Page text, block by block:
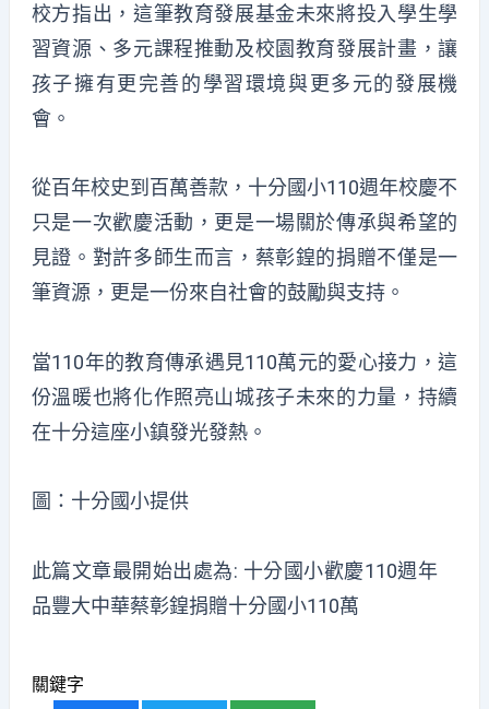
校方指出，這筆教育發展基金未來將投入學生學
習資源、多元課程推動及校園教育發展計畫，讓
孩子擁有更完善的學習環境與更多元的發展機
會。
從百年校史到百萬善款，十分國小110週年校慶不
只是一次歡慶活動，更是一場關於傳承與希望的
見證。對許多師生而言，蔡彰鍠的捐贈不僅是一
筆資源，更是一份來自社會的鼓勵與支持。
當110年的教育傳承遇見110萬元的愛心接力，這
份溫暖也將化作照亮山城孩子未來的力量，持續
在十分這座小鎮發光發熱。
圖：十分國小提供
此篇文章最開始出處為: 十分國小歡慶110週年
品豐大中華蔡彰鍠捐贈十分國小110萬
關鍵字